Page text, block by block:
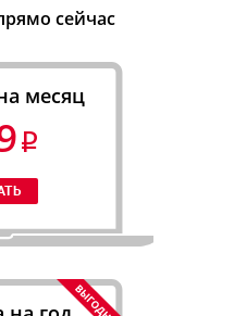
сейчас
месяц